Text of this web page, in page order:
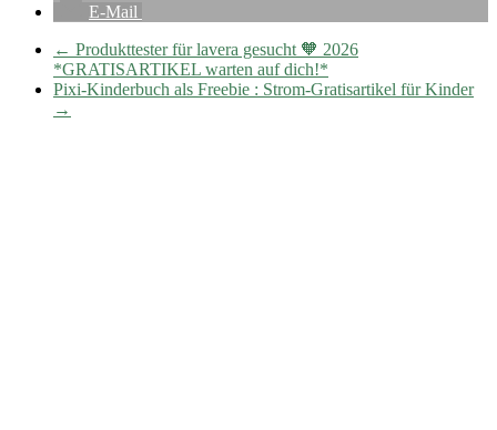
E-Mail
← Produkttester für lavera gesucht 🧡 2026
*GRATISARTIKEL warten auf dich!*
Pixi-Kinderbuch als Freebie : Strom-Gratisartikel für Kinder
→